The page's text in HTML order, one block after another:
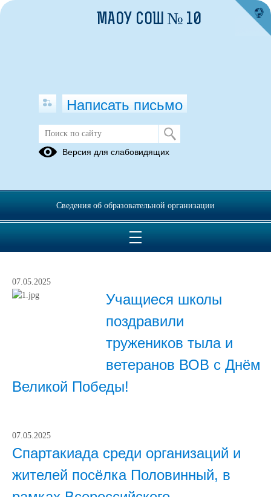
Публикации за 07.05.2025
Смотр строя и песни
2025
07.05.2025
Учащиеся школы
поздравили
тружеников тыла и
ветеранов ВОВ с Днём
Великой Победы!
07.05.2025
Спартакиада среди организаций и
жителей посёлка Половинный, в
МАОУ СОШ № 10
Написать письмо
Версия для слабовидящих
Сведения об образовательной организации